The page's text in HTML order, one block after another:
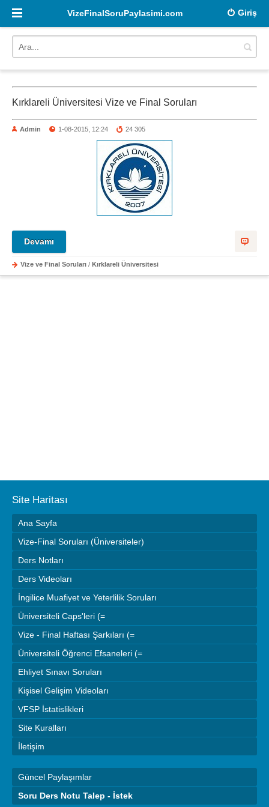
Giriş
VizeFinalSoruPaylasimi.com
Kırklareli Üniversitesi Vize ve Final Soruları
Admin 1-08-2015, 12:24 24 305
Devamı
Vize ve Final Soruları / Kırklareli Üniversitesi
Site Haritası
Ana Sayfa
Vize-Final Soruları (Üniversiteler)
Ders Notları
Ders Videoları
İngilice Muafiyet ve Yeterlilik Soruları
Üniversiteli Caps'leri (=
Vize - Final Haftası Şarkıları (=
Üniversiteli Öğrenci Efsaneleri (=
Ehliyet Sınavı Soruları
Kişisel Gelişim Videoları
VFSP İstatislikleri
Site Kuralları
İletişim
Güncel Paylaşımlar
Soru Ders Notu Talep - İstek